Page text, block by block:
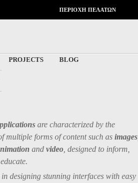
ΠΕΡΙΟΧΗ ΠΕΛΑΤΩΝ
PROJECTS
BLOG
are characterized by the
multiple forms of content such as images
and video , designed to inform,
designing stunning interfaces with easy